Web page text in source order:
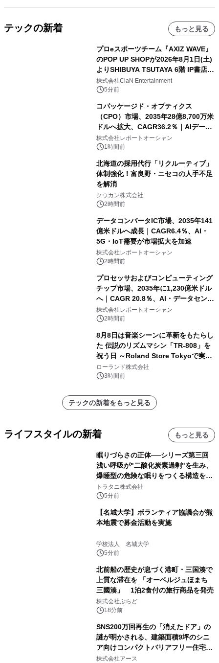
テックの新着 もっと見る
プロeスポーツチーム『AXIZ WAVE』
のPOP UP SHOPが2026年8月1日(土)
よりSHIBUYA TSUTAYA 6階 IP書店で
開催決定！！
株式会社ClaN Entertainment
5分前
コパッケージド・オプティクス
（CPO）市場、2035年28億8,700万米
ドルへ拡大、CAGR36.2％｜AIデータ
センター・高速光通信需要が成長を加
速
株式会社レポートオーシャン
1時間前
北海道の採用代行「リクルーティブ」
体制強化！富良野・ニセコの人手不足
を解消
クウカン株式会社
2時間前
データコンバータIC市場、2035年141
億米ドルへ成長｜CAGR6.4％、AI・
5G・IoT需要が市場拡大を加速
株式会社レポートオーシャン
2時間前
プロセッサおよびコンピューティング
チップ市場、2035年に1,230億米ドル
へ｜CAGR 20.8％、AI・データセンタ
ー需要が成長を牽引
株式会社レポートオーシャン
2時間前
8月8日は音楽シーンに革新をもたらし
た 伝説のリズムマシン「TR-808」を
祝う日 ～Roland Store Tokyoで実機
を展示しての 記念キャンペーンを開
催 英国ラジオ「NTS」の 特別プログ
アーティストを フィーチャーしたアニ
メーションを公開～
ローランド株式会社
3時間前
テックの新着をもっと見る
ライフスタイルの新着 もっと見る
眠りづらさの正体──シリーズ第三回
浅い呼吸が"二酸化炭素過剰"を生み、
爆睡型の危険な眠りをつくる構造を解
説
トラタニ株式会社
5分前
【名城大学】ボランティア協議会が熊
本地震で募金活動を実施
学校法人 名城大学
5分前
北前船の歴史が息づく港町・三国湊で
上質な滞在を 「オーベルジュほまち
三國湊」 1泊2食付の旅行商品を発売
株式会社ぷらど
18分前
SNS200万回再生の「消えたドア」の
謎が明かされる、建築面積9坪のシニ
ア向けコンパクトバリアフリー住宅が
誕生
株式会社アース